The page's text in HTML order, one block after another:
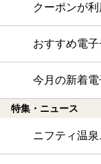
クーポンが
おすすめ電
今月の新着
特集・ニュース
ニフティ温